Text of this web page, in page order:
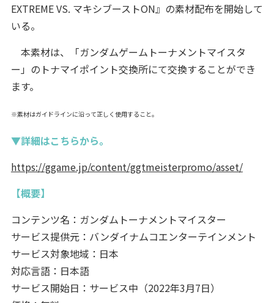
EXTREME VS. マキシブーストON』の素材配布を開始して
いる。
本素材は、「ガンダムゲームトーナメントマイスタ
ー」のトナマイポイント交換所にて交換することができ
ます。
※素材はガイドラインに沿って正しく使用すること。
▼詳細はこちらから。
https://ggame.jp/content/ggtmeisterpromo/asset/
【概要】
コンテンツ名：ガンダムトーナメントマイスター
サービス提供元：バンダイナムコエンターテインメント
サービス対象地域：日本
対応言語：日本語
サービス開始日：サービス中（2022年3月7日）